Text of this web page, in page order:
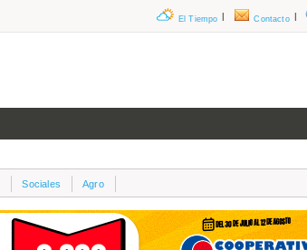
|
Contacto
|
El Tiempo
Sociales Agro